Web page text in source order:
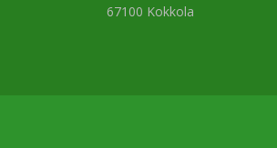
67100 Kokkola